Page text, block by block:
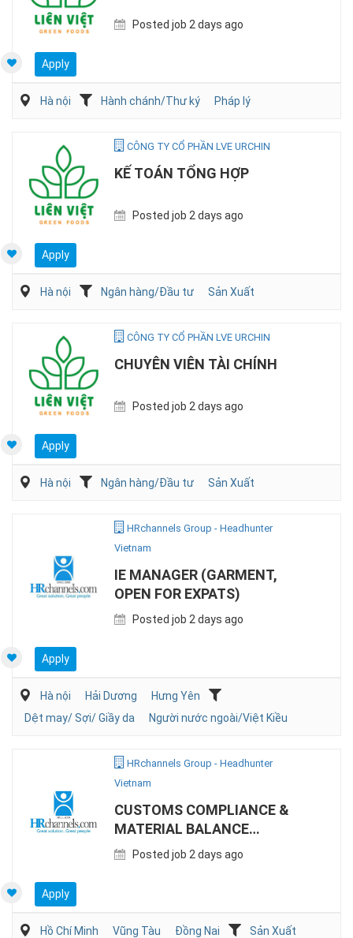
Posted job 2 days ago
Apply
Hà nội Hành chánh/Thư ký Pháp lý
CÔNG TY CỔ PHẦN LVE URCHIN
KẾ TOÁN TỔNG HỢP
Posted job 2 days ago
Apply
Hà nội Ngân hàng/Đầu tư Sản Xuất
CÔNG TY CỔ PHẦN LVE URCHIN
CHUYÊN VIÊN TÀI CHÍNH
Posted job 2 days ago
Apply
Hà nội Ngân hàng/Đầu tư Sản Xuất
HRchannels Group - Headhunter
Vietnam
IE MANAGER (GARMENT,
OPEN FOR EXPATS)
Posted job 2 days ago
Apply
Hà nội Hải Dương
Hưng Yên
Dệt may/ Sợi/ Giầy da
Người nước ngoài/Việt Kiều
HRchannels Group - Headhunter
Vietnam
CUSTOMS COMPLIANCE &
MATERIAL BALANCE
SPECIALIST (EPE)
Posted job 2 days ago
Apply
Hồ Chí Minh Vũng Tàu Đồng Nai
Sản Xuất